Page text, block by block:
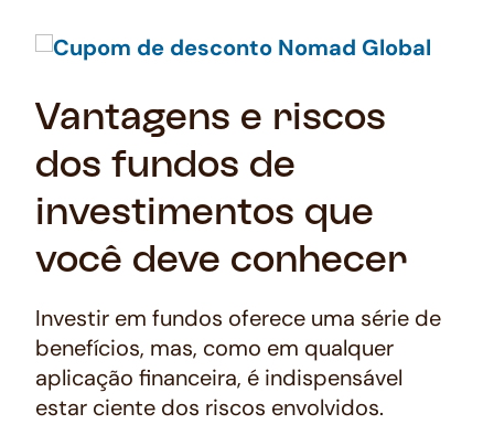
Vantagens e riscos
dos fundos de
investimentos que
você deve conhecer
Investir em fundos oferece uma série de
benefícios, mas, como em qualquer
aplicação financeira, é indispensável
estar ciente dos riscos envolvidos.